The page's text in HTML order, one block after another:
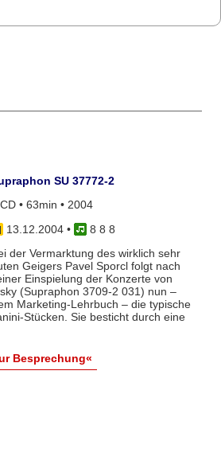
SU 37772-2
• 63min • 2004
13.12.2004•
8 8 8
der Vermarktung des wirklich sehr
Geigers Pavel Sporcl folgt nach
Einspielung der Konzerte von
(Supraphon 3709-2 031) nun –
Marketing-Lehrbuch – die typische
Stücken. Sie besticht durch eine
Besprechung«